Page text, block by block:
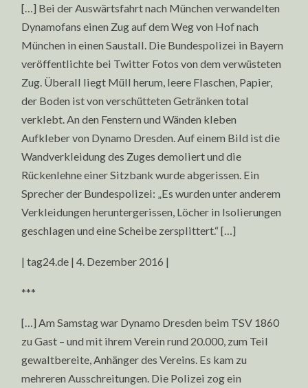
[…] Bei der Auswärtsfahrt nach München verwandelten
Dynamofans einen Zug auf dem Weg von Hof nach
München in einen Saustall. Die Bundespolizei in Bayern
veröffentlichte bei Twitter Fotos von dem verwüsteten
Zug. Überall liegt Müll herum, leere Flaschen, Papier,
der Boden ist von verschütteten Getränken total
verklebt. An den Fenstern und Wänden kleben
Aufkleber von Dynamo Dresden. Auf einem Bild ist die
Wandverkleidung des Zuges demoliert und die
Rückenlehne einer Sitzbank wurde abgerissen. Ein
Sprecher der Bundespolizei: „Es wurden unter anderem
Verkleidungen heruntergerissen, Löcher in Isolierungen
geschlagen und eine Scheibe zersplittert.“ […]
| tag24.de | 4. Dezember 2016 |
***
[…] Am Samstag war Dynamo Dresden beim TSV 1860
zu Gast – und mit ihrem Verein rund 20.000, zum Teil
gewaltbereite, Anhänger des Vereins. Es kam zu
mehreren Ausschreitungen. Die Polizei zog ein